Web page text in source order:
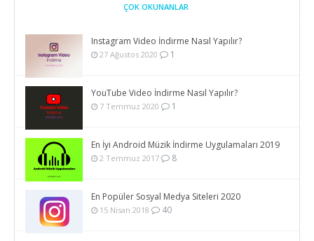
ÇOK OKUNANLAR
Instagram Video İndirme Nasıl Yapılır?
27 Ağustos 2020 1
YouTube Video İndirme Nasıl Yapılır?
7 Temmuz 2020 1
En İyi Android Müzik İndirme Uygulamaları 2019
2 Temmuz 2017 8
En Popüler Sosyal Medya Siteleri 2020
15 Nisan 2018 40